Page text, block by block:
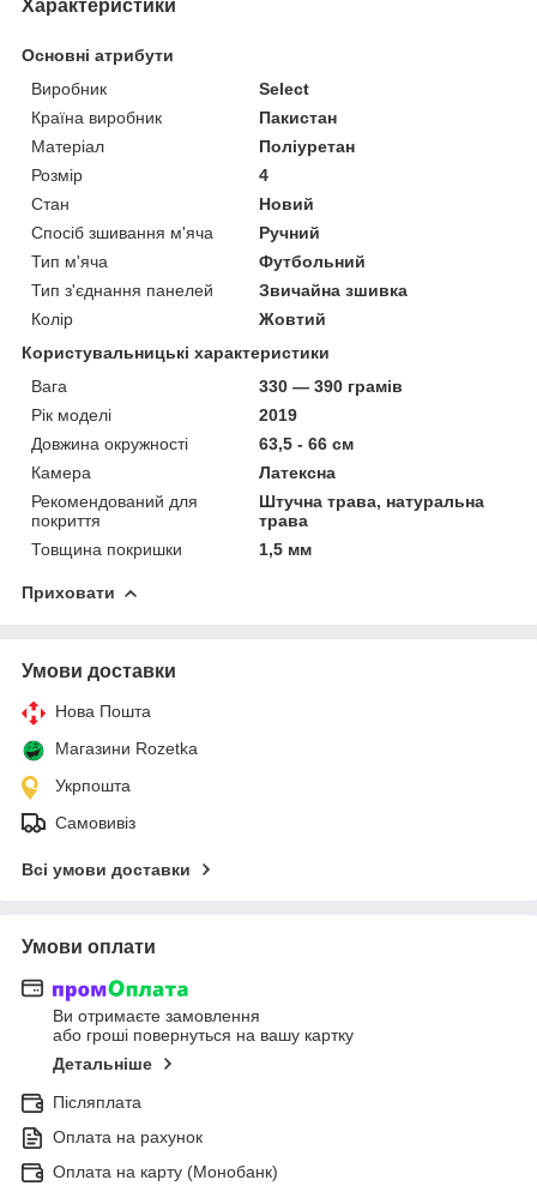
Характеристики
Основні атрибути
Виробник
Select
Країна виробник
Пакистан
Матеріал
Поліуретан
Розмір
4
Стан
Новий
Спосіб зшивання м'яча
Ручний
Тип м'яча
Футбольний
Тип з'єднання панелей
Звичайна зшивка
Колір
Жовтий
Користувальницькі характеристики
Вага
330 — 390 грамів
Рік моделі
2019
Довжина окружності
63,5 - 66 см
Камера
Латексна
Рекомендований для
покриття
Штучна трава, натуральна
трава
Товщина покришки
1,5 мм
Приховати
Умови доставки
Нова Пошта
Магазини Rozetka
Укрпошта
Самовивіз
Всі умови доставки
Умови оплати
Ви отримаєте замовлення
або гроші повернуться на вашу картку
Детальніше
Післяплата
Оплата на рахунок
Оплата на карту (Монобанк)